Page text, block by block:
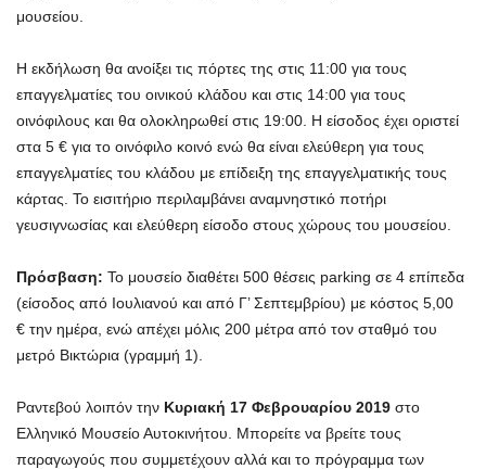
μουσείου.
Η εκδήλωση θα ανοίξει τις πόρτες της στις 11:00 για τους
επαγγελματίες του οινικού κλάδου και στις 14:00 για τους
οινόφιλους και θα ολοκληρωθεί στις 19:00. Η είσοδος έχει οριστεί
στα 5 € για το οινόφιλο κοινό ενώ θα είναι ελεύθερη για τους
επαγγελματίες του κλάδου με επίδειξη της επαγγελματικής τους
κάρτας. Το εισιτήριο περιλαμβάνει αναμνηστικό ποτήρι
γευσιγνωσίας και ελεύθερη είσοδο στους χώρους του μουσείου.
Πρόσβαση: Το μουσείο διαθέτει 500 θέσεις parking σε 4 επίπεδα
(είσοδος από Ιουλιανού και από Γ’ Σεπτεμβρίου) με κόστος 5,00
€ την ημέρα, ενώ απέχει μόλις 200 μέτρα από τον σταθμό του
μετρό Βικτώρια (γραμμή 1).
Ραντεβού λοιπόν την Κυριακή 17 Φεβρουαρίου 2019 στο
Ελληνικό Μουσείο Αυτοκινήτου. Μπορείτε να βρείτε τους
παραγωγούς που συμμετέχουν αλλά και το πρόγραμμα των